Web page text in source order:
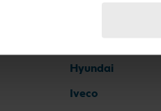
Hyundai
Iveco